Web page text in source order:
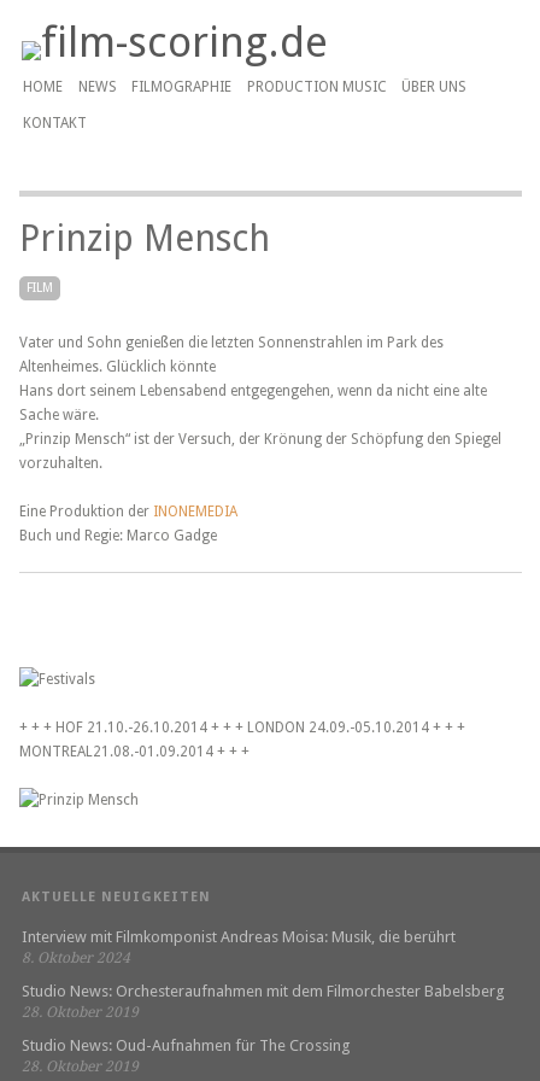
HOME NEWS FILMOGRAPHIE PRODUCTION MUSIC ÜBER UNS
KONTAKT
Prinzip Mensch
FILM
Vater und Sohn genießen die letzten Sonnenstrahlen im Park des
Altenheimes. Glücklich könnte
Hans dort seinem Lebensabend entgegengehen, wenn da nicht eine alte
Sache wäre.
„Prinzip Mensch“ ist der Versuch, der Krönung der Schöpfung den Spiegel
vorzuhalten.
Eine Produktion der INONEMEDIA
Buch und Regie: Marco Gadge
+ + + HOF 21.10.-26.10.2014 + + + LONDON 24.09.-05.10.2014 + + +
MONTREAL21.08.-01.09.2014 + + +
AKTUELLE NEUIGKEITEN
Interview mit Filmkomponist Andreas Moisa: Musik, die berührt
8. Oktober 2024
Studio News: Orchesteraufnahmen mit dem Filmorchester Babelsberg
28. Oktober 2019
Studio News: Oud-Aufnahmen für The Crossing
28. Oktober 2019